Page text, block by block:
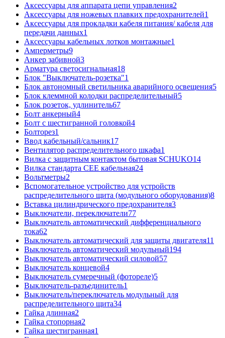
Аксессуары для аппарата цепи управления2
Аксессуары для ножевых плавких предохранителей1
Аксессуары для прокладки кабеля питания/ кабеля для
передачи данных1
Аксессуары кабельных лотков монтажные1
Амперметры9
Анкер забивной3
Арматура светосигнальная18
Блок "Выключатель-розетка"1
Блок автономный светильника аварийного освещения5
Блок клеммной колодки распределительный5
Блок розеток, удлинитель67
Болт анкерный4
Болт с шестигранной головкой4
Болторез1
Ввод кабельный/сальник17
Вентилятор распределительного шкафа1
Вилка с защитным контактом бытовая SCHUKO14
Вилка стандарта CEE кабельная24
Вольтметры2
Вспомогательное устройство для устройств
распределительного щита (модульного оборудования)8
Вставка цилиндрического предохранителя3
Выключатели, переключатели77
Выключатель автоматический дифференциального
тока62
Выключатель автоматический для защиты двигателя11
Выключатель автоматический модульный194
Выключатель автоматический силовой57
Выключатель концевой4
Выключатель сумеречный (фотореле)5
Выключатель-разъединитель1
Выключатель/переключатель модульный для
распределительного щита34
Гайка длинная2
Гайка стопорная2
Гайка шестигранная1